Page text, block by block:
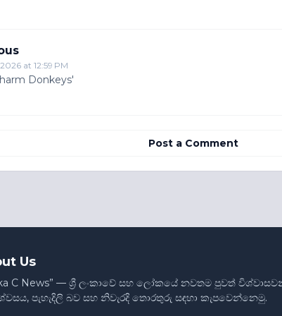
at 12:59 PM
Donkeys'
Post a Comment
Us
C News” — ශ්‍රී ලංකාවේ සහ ලෝකයේ නවතම පුවත්
පැහැදිලි බව සහ නිවැරදි තොරතුරු සඳහා කැපවෙන්නෙමු.